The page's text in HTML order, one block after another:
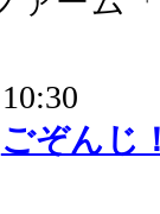
ごぞんじ